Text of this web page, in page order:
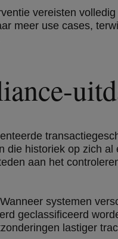
vereisten
meer use cases,
historiek op zich
aan het
systemen
geclassificeerd
lastiger